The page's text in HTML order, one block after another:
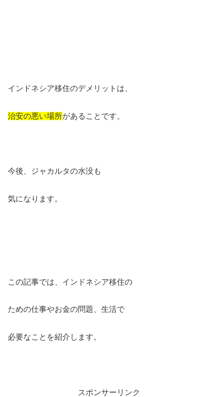
インドネシア移住のデメリットは、
治安の悪い場所があることです。
今後、ジャカルタの水没も
気になります。
この記事では、インドネシア移住の
ための仕事やお金の問題、生活で
必要なことを紹介します。
スポンサーリンク